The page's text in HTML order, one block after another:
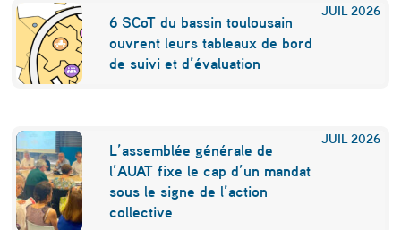
r
t
JUIL 2026
6 SCoT du bassin toulousain
ouvrent leurs tableaux de bord
de suivi et d’évaluation
JUIL 2026
L’assemblée générale de
l’AUAT fixe le cap d’un mandat
sous le signe de l’action
collective